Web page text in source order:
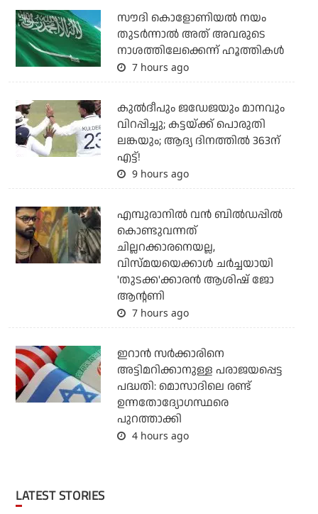
സൗദി കൊളോണിയല്‍ നയം
തുടര്‍ന്നാല്‍ അത് അവരുടെ
നാശത്തിലേക്കെന്ന് ഹൂത്തികള്‍
7 hours ago
കുല്‍ദീപും ജഡേജയും മാനവും
വിറപ്പിച്ചു; കട്ടയ്ക്ക് പൊരുതി
ലങ്കയും; ആദ്യ ദിനത്തില്‍ 363ന്
എട്ട്!
9 hours ago
എമ്പുരാനില്‍ വന്‍ ബില്‍ഡപ്പില്‍
കൊണ്ടുവന്നത്
ചില്ലറക്കാരനെയല്ല,
വിസ്മയയെക്കാള്‍ ചര്‍ച്ചയായി
'തുടക്ക'ക്കാരന്‍ ആശിഷ് ജോ
ആന്റണി
7 hours ago
ഇറാന്‍ സര്‍ക്കാരിനെ
അട്ടിമറിക്കാനുള്ള പരാജയപ്പെട്ട
പദ്ധതി: മൊസാദിലെ രണ്ട്
ഉന്നതോദ്യോഗസ്ഥരെ
പുറത്താക്കി
4 hours ago
LATEST STORIES